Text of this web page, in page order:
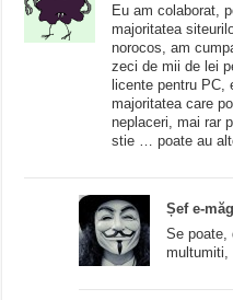
Eu am colaborat,
majoritatea
norocos, am
zeci de mii de lei
licente pentru PC,
majoritatea care
neplaceri, mai rar
stie … poate au
Șef e-
Se poate,
multumiti,